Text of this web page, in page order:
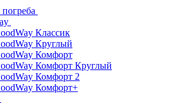
Классик
Круглый
Комфорт
Комфорт Круглый
Комфорт 2
Комфорт+